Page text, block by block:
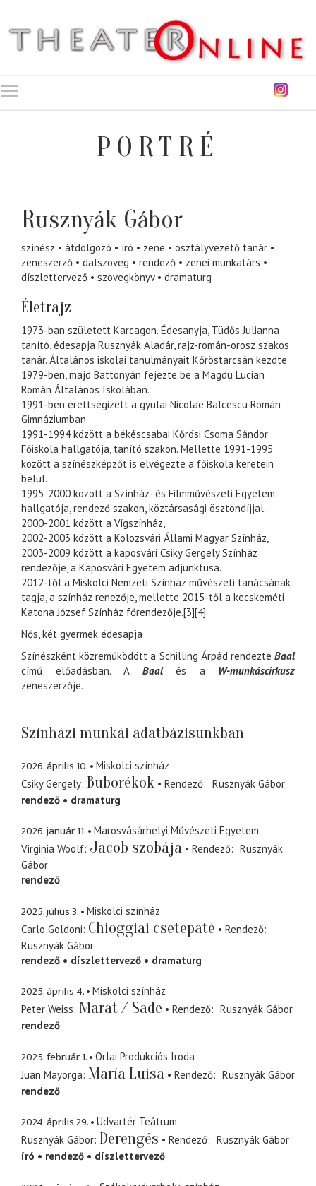
PORTRÉ
Rusznyák Gábor
színész átdolgozó író zene
osztályvezető tanár
zeneszerző
dalszöveg rendező
zenei munkatárs
díszlettervező
szövegkönyv dramaturg
Életrajz
1973-ban született Karcagon. Édesanyja, Tüdős Julianna
tanító, édesapja Rusznyák Aladár, rajz-román-orosz szakos
tanár. Általános iskolai tanulmányait Kőröstarcsán kezdte
1979-ben, majd Battonyán fejezte be a Magdu Lucian
Román Általános Iskolában.
1991-ben érettségizett a gyulai Nicolae Balcescu Román
Gimnáziumban.
1991-1994 között a békéscsabai Kőrösi Csoma Sándor
Főiskola hallgatója, tanító szakon. Mellette 1991-1995
között a színészképzőt is elvégezte a főiskola keretein
belül.
1995-2000 között a Színház- és Filmművészeti Egyetem
hallgatója, rendező szakon, köztársasági ösztöndíjjal.
2000-2001 között a Vígszínház,
2002-2003 között a Kolozsvári Állami Magyar Színház,
2003-2009 között a kaposvári Csiky Gergely Színház
rendezője, a Kaposvári Egyetem adjunktusa.
2012-től a Miskolci Nemzeti Színház művészeti tanácsának
tagja, a színház renezője, mellette 2015-től a kecskeméti
Katona József Színház főrendezője.[3][4]
Nős, két gyermek édesapja
Színészként közreműködött a Schilling Árpád rendezte Baal
című előadásban. A Baal és a W-munkáscirkusz
zeneszerzője.
Színházi munkái adatbázisunkban
2026. április 10.
Miskolci színház
Csiky Gergely Buborékok Rendező
Rusznyák Gábor
rendező
dramaturg
2026. január 11.
Marosvásárhelyi Művészeti Egyetem
Virginia Woolf Jacob szobája Rendező
Rusznyák
Gábor
rendező
2025. július 3.
Miskolci színház
Carlo Goldoni Chioggiai csetepaté
Rendező
Rusznyák Gábor
rendező
díszlettervező dramaturg
2025. április 4.
Miskolci színház
Peter Weiss Marat / Sade Rendező
Rusznyák Gábor
rendező
2025. február 1.
Orlai Produkciós Iroda
Juan Mayorga María Luisa Rendező
Rusznyák Gábor
rendező
2024. április 29.
Udvartér Teátrum
Rusznyák Gábor Derengés Rendező
Rusznyák Gábor
író
rendező díszlettervező